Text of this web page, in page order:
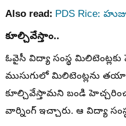
Also read: PDS Rice:
కూల్చివేస్తాం..
ఓవైసీ విద్యా సంస్థ
ముసుగులో మిలిటెంట్లను
కూల్చివేస్తామని బండి
వార్నింగ్ ఇచ్చారు. ఆ విద్యా